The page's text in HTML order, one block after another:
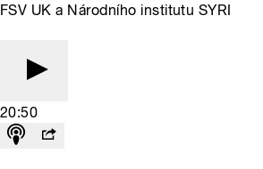
FSV UK a Národního institutu SYRI
20:50